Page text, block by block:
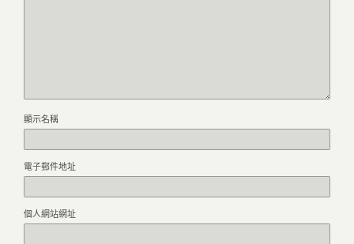
顯示名稱
電子郵件地址
個人網站網址